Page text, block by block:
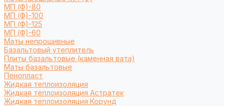
МП (Ф)-80
МП (Ф)-100
МП (Ф)-125
МП (Ф)-60
Маты непрошивные
Базальтовый утеплитель
Плиты базальтовые (каменная вата)
Маты базальтовые
Пенопласт
Жидкая теплоизоляция
Жидкая теплоизоляция Астратек
Жидкая теплоизоляция Корунд